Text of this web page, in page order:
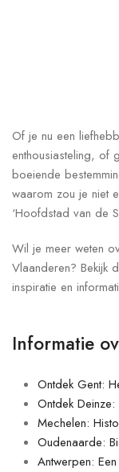
Of je nu een
enthousiasteling, of
boeiende
waarom zou je niet
‘Hoofdstad van de
Wil je meer weten
Vlaanderen? Bekijk
inspiratie en
Informatie
Ontdek Gent:
Ontdek
Mechelen:
Oudenaarde:
Antwerpen: